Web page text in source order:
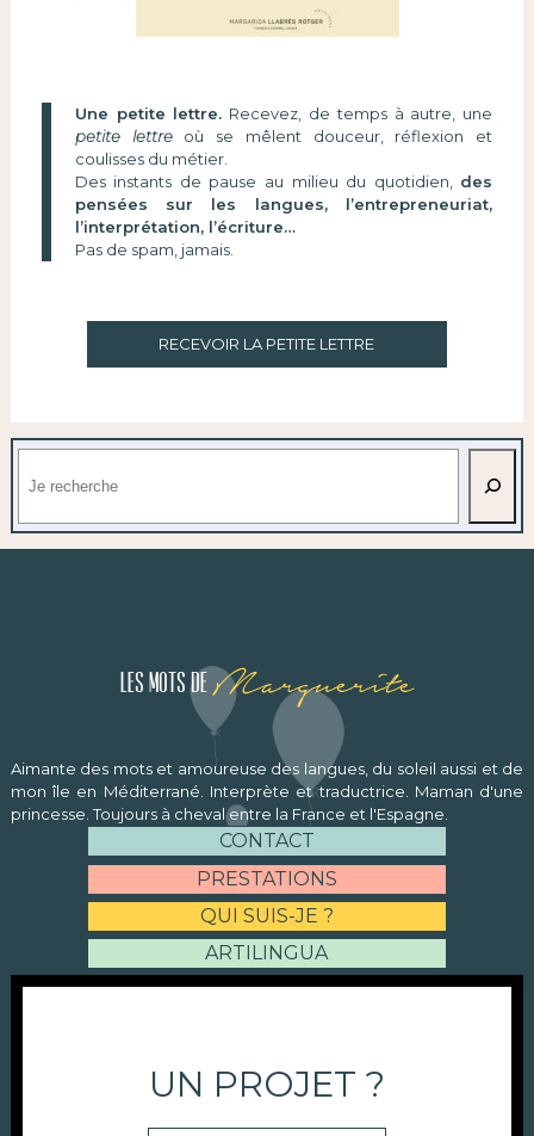
Une petite lettre. Recevez, de temps à autre, une
petite lettreoù se mêlent douceur, réflexion et
coulisses du métier.
Des instants de pause au milieu du quotidien, des
pensées sur les langues, l’entrepreneuriat,
l’interprétation, l’écriture…
Pas de spam, jamais.
RECEVOIR LA PETITE LETTRE
Les mots de Marguerite
Aimante des mots et amoureuse des langues, du soleil aussi et de
mon île en Méditerrané. Interprète et traductrice. Maman d'une
princesse. Toujours à cheval entre la France et l'Espagne.
CONTACT
PRESTATIONS
QUI SUIS-JE ?
ARTILINGUA
UN PROJET ?